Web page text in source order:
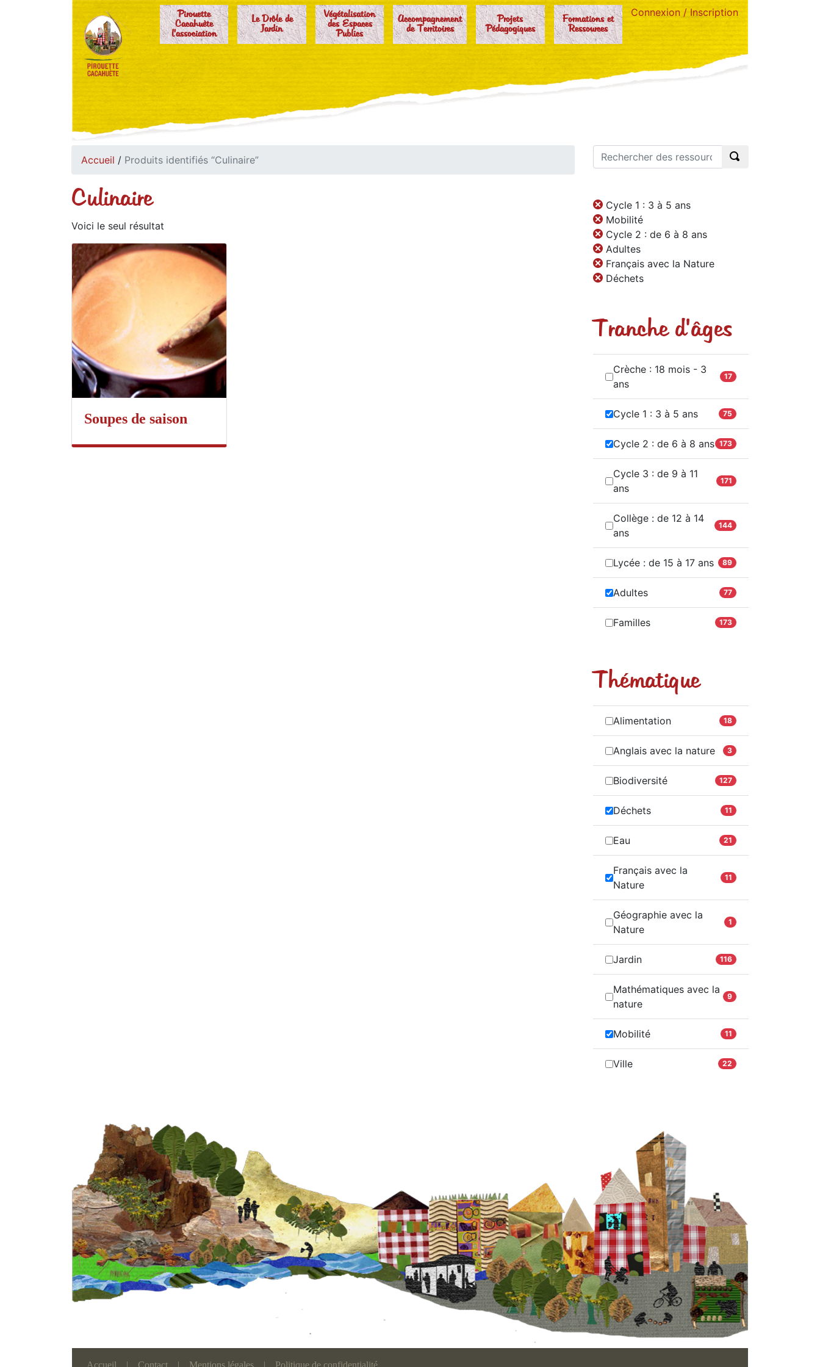
Pirouette
Cacahuète
l'association
Le Drôle de
Jardin
Végétalisation
des Espaces
Publics
Accompagnement
de Territoires
Projets
Pédagogiques
Formations et
Ressources
Connexion / Inscription
Accueil / Produits identifiés “Culinaire”
Culinaire
Voici le seul résultat
Soupes de saison
Cycle 1 : 3 à 5 ans
Mobilité
Cycle 2 : de 6 à 8 ans
Adultes
Français avec la Nature
Déchets
Tranche d'âges
Crèche : 18 mois - 3
ans
17
Cycle 1 : 3 à 5 ans 75
Cycle 2 : de 6 à 8 ans 173
Cycle 3 : de 9 à 11
ans
171
Collège : de 12 à 14
ans
144
Lycée : de 15 à 17 ans 89
Adultes 77
Familles 173
Thématique
Alimentation 18
Anglais avec la nature 3
Biodiversité 127
Déchets 11
Eau 21
Français avec la
Nature
11
Géographie avec la
Nature
1
Jardin 116
Mathématiques avec la
nature
9
Mobilité 11
Ville 22